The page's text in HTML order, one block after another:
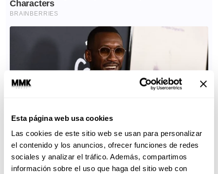
Esta página web usa cookies
Las cookies de este sitio web se usan para personalizar
el contenido y los anuncios, ofrecer funciones de redes
sociales y analizar el tráfico. Además, compartimos
información sobre el uso que haga del sitio web con